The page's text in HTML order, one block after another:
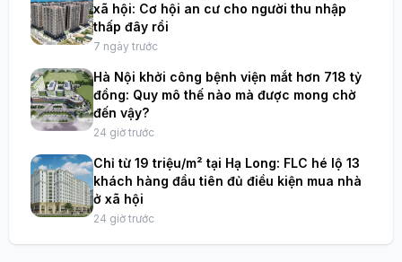
xã hội: Cơ hội an cư cho người thu nhập
thấp đây rồi
7 ngày trước
Hà Nội khởi công bệnh viện mắt hơn 718 tỷ
đồng: Quy mô thế nào mà được mong chờ
đến vậy?
24 giờ trước
Chỉ từ 19 triệu/m² tại Hạ Long: FLC hé lộ 13
khách hàng đầu tiên đủ điều kiện mua nhà
ở xã hội
24 giờ trước